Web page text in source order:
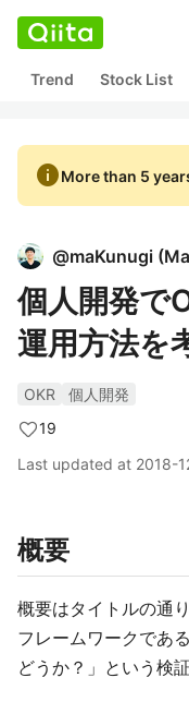
Trend Stock List
infoMore than 5
@maKunugi (
個人開発で
運用方法を
OKR
個人開発
19
Last updated at 2018-
概要
概要はタイトルの通
フレームワークであ
どうか？」という検証